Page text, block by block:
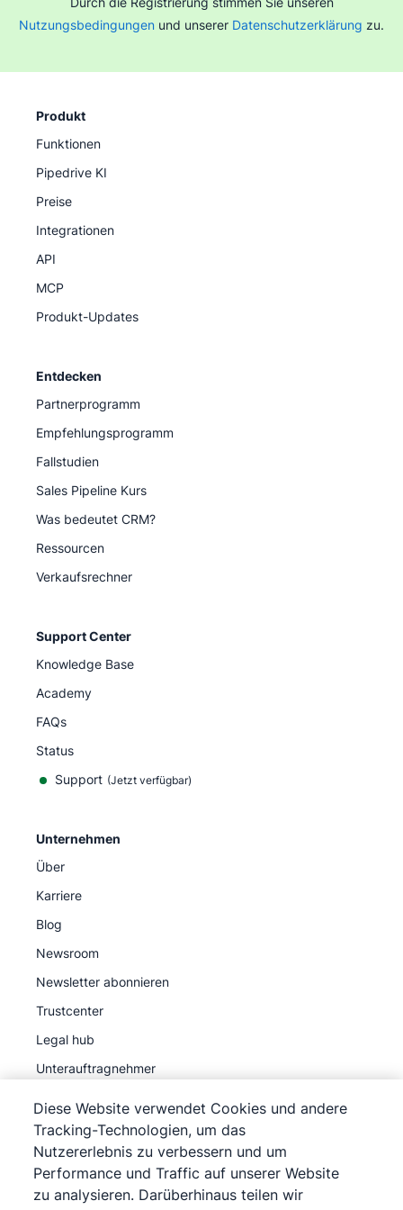
Nutzungsbedingungen und unserer Datenschutzerklärung zu.
Produkt
Funktionen
Pipedrive KI
Preise
Integrationen
API
MCP
Produkt-Updates
Entdecken
Partnerprogramm
Empfehlungsprogramm
Fallstudien
Sales Pipeline Kurs
Was bedeutet CRM?
Ressourcen
Verkaufsrechner
Support Center
Knowledge Base
Academy
FAQs
Status
Support (Jetzt verfügbar)
Unternehmen
Über
Karriere
Blog
Newsroom
Newsletter abonnieren
Trustcenter
Legal hub
Unterauftragnehmer
©2026Pipedrive
Pipedrive
Nutzungsbedingungen
Diese Website verwendet Cookies und andere
Tracking-Technologien, um das
Nutzererlebnis zu verbessern und um
Performance und Traffic auf unserer Website
zu analysieren. Darüberhinaus teilen wir